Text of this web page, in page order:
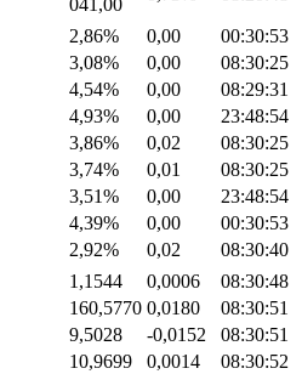
041,00
2,86% 0,00
00:30:53
3,08% 0,00
08:30:25
4,54% 0,00
08:29:31
4,93% 0,00
23:48:54
3,86% 0,02
08:30:25
3,74% 0,01
08:30:25
3,51% 0,00
23:48:54
4,39% 0,00
00:30:53
2,92% 0,02
08:30:40
1,1544 0,0006
08:30:48
160,5770 0,0180
08:30:51
9,5028 -0,0152
08:30:51
10,9699 0,0014
08:30:52